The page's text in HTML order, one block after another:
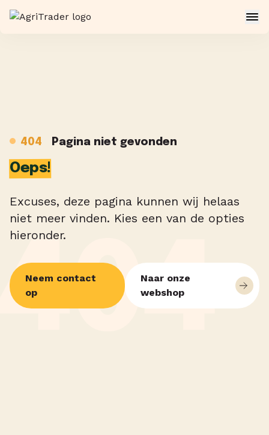
404 Pagina niet gevonden
Oeps!
Excuses, deze pagina kunnen wij helaas
niet meer vinden. Kies een van de opties
hieronder.
Neem contact
op
Naar onze
webshop